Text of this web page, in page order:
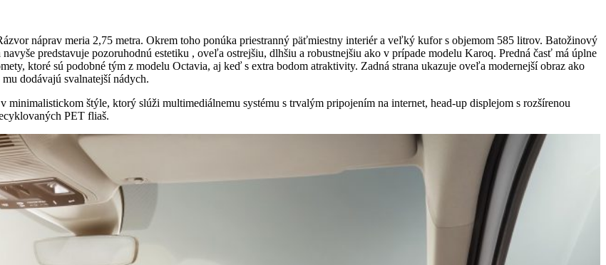
náprav meria 2,75 metra. Okrem toho ponúka priestranný päťmiestny interiér a veľký kufor s objemom 585 litrov. Batožinový
predstavuje pozoruhodnú estetiku , oveľa ostrejšiu, dlhšiu a robustnejšiu ako v prípade modelu Karoq. Predná časť má úplne
ktoré sú podobné tým z modelu Octavia, aj keď s extra bodom atraktivity. Zadná strana ukazuje oveľa modernejší obraz ako
dodávajú svalnatejší nádych.
štýle, ktorý slúži multimediálnemu systému s trvalým pripojením na internet, head-up displejom s rozšírenou
PET fliaš.